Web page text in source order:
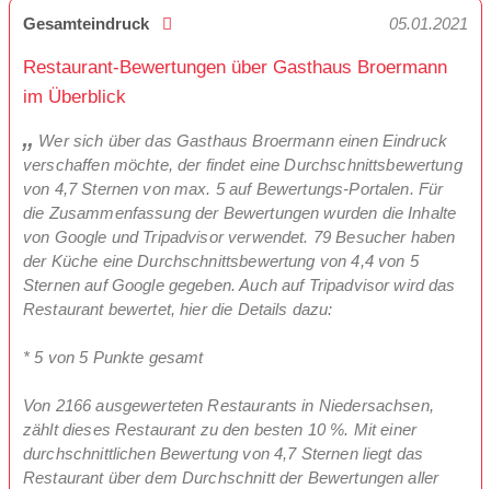
Gesamteindruck 05.01.2021
Restaurant-Bewertungen über Gasthaus Broermann
im Überblick
Wer sich über das Gasthaus Broermann einen Eindruck
verschaffen möchte, der findet eine Durchschnittsbewertung
von 4,7 Sternen von max. 5 auf Bewertungs-Portalen. Für
die Zusammenfassung der Bewertungen wurden die Inhalte
von Google und Tripadvisor verwendet. 79 Besucher haben
der Küche eine Durchschnittsbewertung von 4,4 von 5
Sternen auf Google gegeben. Auch auf Tripadvisor wird das
Restaurant bewertet, hier die Details dazu:
* 5 von 5 Punkte gesamt
Von 2166 ausgewerteten Restaurants in Niedersachsen,
zählt dieses Restaurant zu den besten 10 %. Mit einer
durchschnittlichen Bewertung von 4,7 Sternen liegt das
Restaurant über dem Durchschnitt der Bewertungen aller